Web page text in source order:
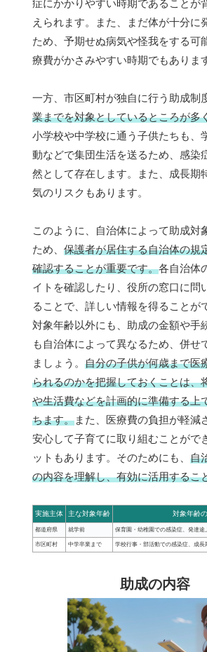
症にかかりやすい時期であることが
えられます。また、まだ体が十分に
ため、予期せぬ病気や怪我をする可
療費がかさみやすい時期でもありま
一方、市区町村が独自に行う助成制
業までを対象としているところが多
小学校や中学校に通う子供たちも、
動などで集団生活を送るため、感染
然として存在します。また、成長期
気のリスクもあります。
このように、自治体によって助成対
ため、 保護者が居住する自治体の規
確認することが重要です。各自治体
イトを確認したり、役所の窓口に問
ることで、詳しい情報を得ることが
対象年齢以外にも、助成の金額や手
も自治体によって異なるため、併せ
ましょう。 自分の子供が何歳まで医
られるのかを把握しておくことは、
や生活費などを計画的に準備する上
ちます。また、医療費の負担が軽減
安心して子育てに取り組むことがで
ットもあります。そのためにも、 自
の内容を理解し、有効に活用するこ
実施主体 主な対象年齢 対象年齢
都道府県 就学前 保育園・幼稚園での感染症、発達途
市区町村 中学卒業まで 学校行事・部活動での感染症、成長
助成の内容